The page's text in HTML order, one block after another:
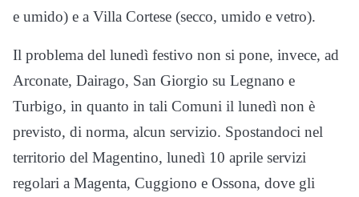
e umido) e a Villa Cortese (secco, umido e vetro).
Il problema del lunedì festivo non si pone, invece, ad
Arconate, Dairago, San Giorgio su Legnano e
Turbigo, in quanto in tali Comuni il lunedì non è
previsto, di norma, alcun servizio. Spostandoci nel
territorio del Magentino, lunedì 10 aprile servizi
regolari a Magenta, Cuggiono e Ossona, dove gli